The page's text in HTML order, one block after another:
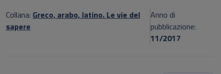
Collana: Greco, arabo, latino. Le vie del
sapere
Anno di
pubblicazione:
11/2017